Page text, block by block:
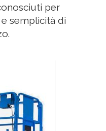
per
semplicità di